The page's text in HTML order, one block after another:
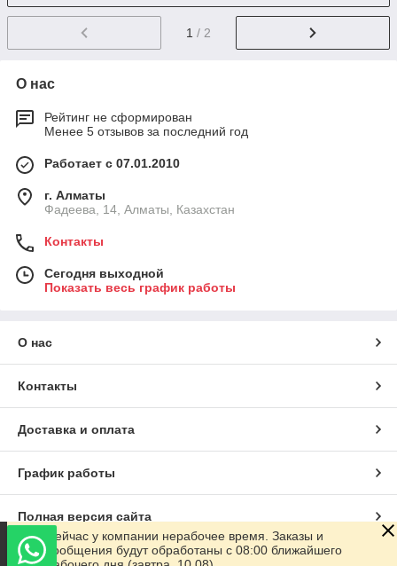
1 / 2
О нас
Рейтинг не сформирован
Менее 5 отзывов за последний год
Работает с 07.01.2010
г. Алматы
Фадеева, 14, Алматы, Казахстан
Контакты
Сегодня выходной
Показать весь график работы
О нас
Контакты
Доставка и оплата
График работы
Полная версия сайта
Сайт создан на маркетплейсеSatu.kz
Сейчас у компании нерабочее время. Заказы и
сообщения будут обработаны с 08:00 ближайшего